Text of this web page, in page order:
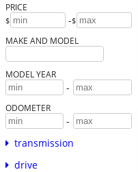
PRICE
$ -$
MAKE AND MODEL
MODEL YEAR
-
ODOMETER
-
transmission
drive